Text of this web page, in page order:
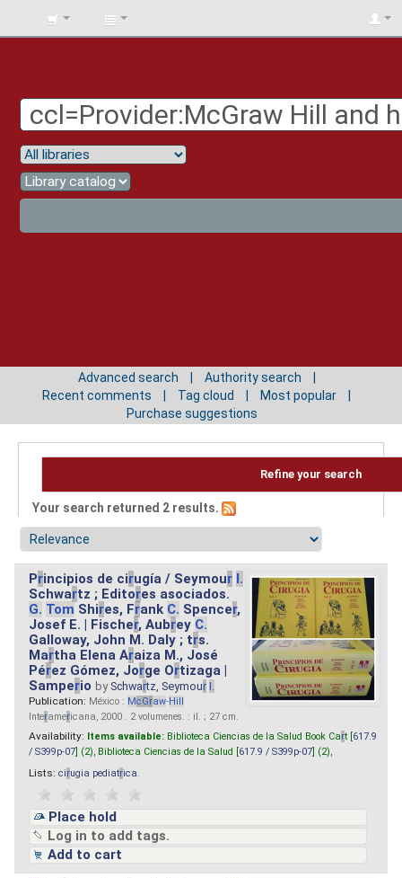
BIBLIOTECA
Advanced search
Authority search
Recent comments
Tag cloud
Most popular
Purchase suggestions
Refine your search
Your search returned 2 results.
Principios de cirugía / Seymour I.
Schwartz ; Editores asociados.
G. Tom Shires, Frank C. Spencer,
Josef E. | Fischer, Aubrey C.
Galloway, John M. Daly ; trs.
Martha Elena Araiza M., José
Pérez Gómez, Jorge Ortizaga |
Samperio by Schwartz, Seymour I.
Publication: México : McGraw-Hill
Interamericana, 2000 . 2 volumenes. : il. ; 27 cm.
Availability: Items available: Biblioteca Ciencias de la Salud Book Cart [ 617.9
/ S399p-07 ] (2), Biblioteca Ciencias de la Salud [ 617.9 / S399p-07 ] (2),
Lists: cirugia pediatrica
Place hold
Log in to add tags.
Add to cart